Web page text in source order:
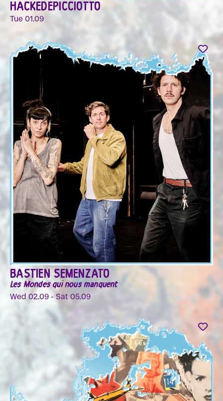
HACKEDEPICCIOTTO
Tue 01.09
BASTIEN SEMENZATO
Les Mondes qui nous manquent
Wed 02.09 - Sat 05.09